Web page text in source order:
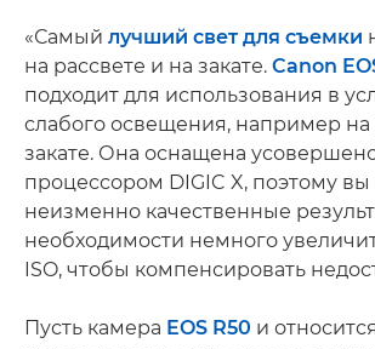
«Самый лучший свет для съемки
на рассвете и на закате. Canon
подходит для использования в
слабого освещения, например на
закате. Она оснащена
процессором DIGIC X, поэтому вы
неизменно качественные
необходимости немного
ISO, чтобы компенсировать
Пусть камера EOS R50 и